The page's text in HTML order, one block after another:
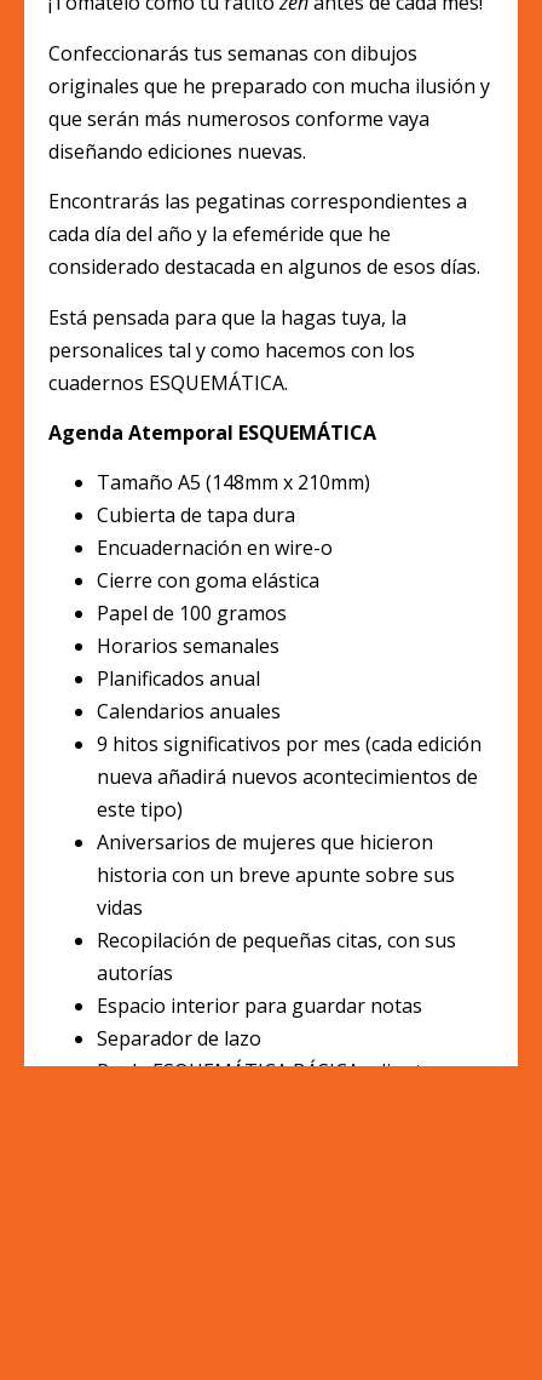
Confeccionarás tus semanas con dibujos
originales que he preparado con mucha ilusión y
que serán más numerosos conforme vaya
diseñando ediciones nuevas.
Encontrarás las pegatinas correspondientes a
cada día del año y la efeméride que he
considerado destacada en algunos de esos días.
Está pensada para que la hagas tuya, la
personalices tal y como hacemos con los
cuadernos ESQUEMÁTICA.
Agenda Atemporal ESQUEMÁTICA
Tamaño A5 (148mm x 210mm)
Cubierta de tapa dura
Encuadernación en wire-o
Cierre con goma elástica
Papel de 100 gramos
Horarios semanales
Planificados anual
Calendarios anuales
9 hitos significativos por mes (cada edición
nueva añadirá nuevos acontecimientos de
este tipo)
Aniversarios de mujeres que hicieron
historia con un breve apunte sobre sus
vidas
Recopilación de pequeñas citas, con sus
autorías
Espacio interior para guardar notas
Separador de lazo
Regla ESQUEMÁTICA BÁSICA adjunta